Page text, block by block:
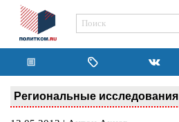
Региональные исследования